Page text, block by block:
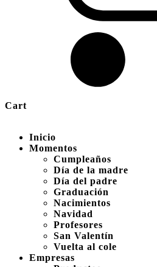
Cart
Inicio
Momentos
Cumpleaños
Día de la madre
Día del padre
Graduación
Nacimientos
Navidad
Profesores
San Valentín
Vuelta al cole
Empresas